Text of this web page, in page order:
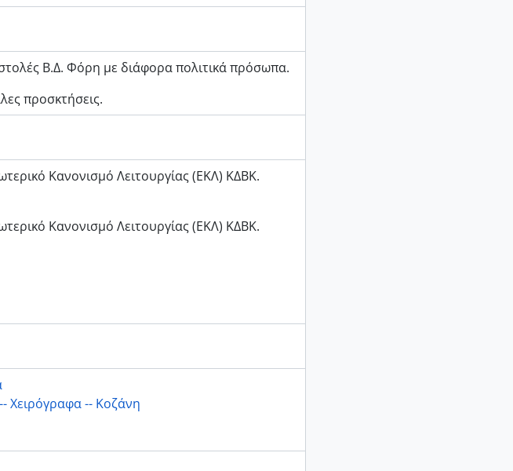
Β.Δ. Φόρη με διάφορα πολιτικά πρόσωπα.
προσκτήσεις.
Κανονισμό Λειτουργίας (ΕΚΛ) ΚΔΒΚ.
Κανονισμό Λειτουργίας (ΕΚΛ) ΚΔΒΚ.
Χειρόγραφα -- Κοζάνη